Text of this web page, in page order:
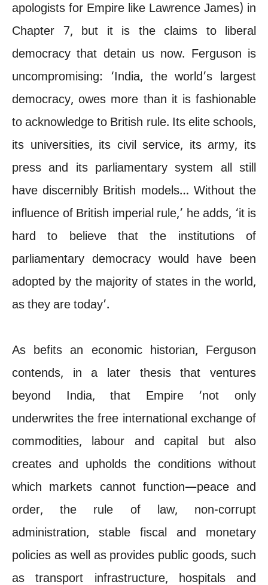
apologists for Empire like Lawrence James) in
Chapter 7, but it is the claims to liberal
democracy that detain us now. Ferguson is
uncompromising: ‘India, the world’s largest
democracy, owes more than it is fashionable
to acknowledge to British rule. Its elite schools,
its universities, its civil service, its army, its
press and its parliamentary system all still
have discernibly British models… Without the
influence of British imperial rule,’ he adds, ‘it is
hard to believe that the institutions of
parliamentary democracy would have been
adopted by the majority of states in the world,
as they are today’.
As befits an economic historian, Ferguson
contends, in a later thesis that ventures
beyond India, that Empire ‘not only
underwrites the free international exchange of
commodities, labour and capital but also
creates and upholds the conditions without
which markets cannot function—peace and
order, the rule of law, non-corrupt
administration, stable fiscal and monetary
policies as well as provides public goods, such
as transport infrastructure, hospitals and